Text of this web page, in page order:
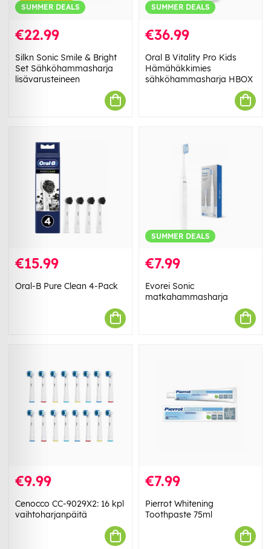
SUMMER DEALS
€22.99
Silkn Sonic Smile & Bright
Set Sähköhammasharja
lisävarusteineen
SUMMER DEALS
€36.99
Oral B Vitality Pro Kids
Hämähäkkimies
sähköhammasharja HBOX
€15.99
Oral-B Pure Clean 4-Pack
SUMMER DEALS
€7.99
Evorei Sonic
matkahammasharja
€9.99
Cenocco CC-9029X2: 16 kpl
vaihtoharjanpäitä
€7.99
Pierrot Whitening
Toothpaste 75ml